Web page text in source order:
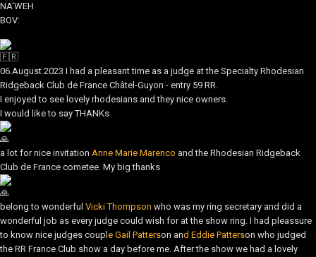
NA'WEH
BOV:
06.August 2023 I had a pleasant time as a judge at the Specialty Rhodesian
Ridgeback Club de France Châtel-Guyon - entry 59 RR.
I enjoyed to see lovely rhodesians and they nice owners.
I would like to say THANKs
a lot for nice invitation Anne Marie Marenco and the Rhodesian Ridgeback
Club de France cometee. My big thanks
belong to wonderful Vicki Thompson who was my ring secretary and did a
wonderful job as every judge could wish for at the show ring. I had pleassure
to know nice judges coupl e Gail Patterson and Eddie Patterson who judged
the RR France Club show a day before me. After the show we had a lovely